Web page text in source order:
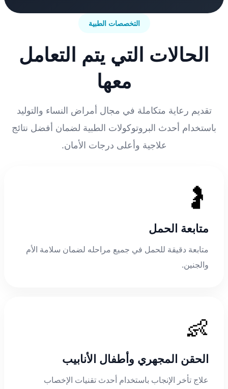
التخصصات الطبية
الحالات التي يتم التعامل
معها
تقديم رعاية متكاملة في مجال أمراض النساء والتوليد
باستخدام أحدث البروتوكولات الطبية لضمان أفضل نتائج
علاجية وأعلى درجات الأمان.
🤰
متابعة الحمل
متابعة دقيقة للحمل في جميع مراحله لضمان سلامة الأم
والجنين.
👶
الحقن المجهري وأطفال الأنابيب
علاج تأخر الإنجاب باستخدام أحدث تقنيات الإخصاب